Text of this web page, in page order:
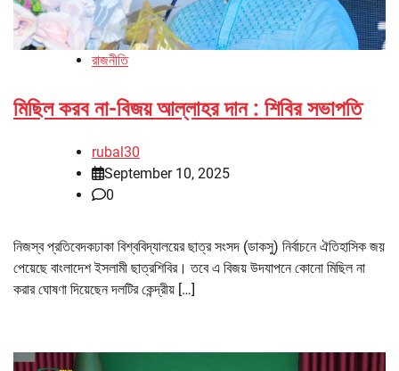
রাজনীতি
মিছিল করব না-বিজয় আল্লাহর দান : শিবির সভাপতি
rubal30
September 10, 2025
0
নিজস্ব প্রতিবেদকঢাকা বিশ্ববিদ্যালয়ের ছাত্র সংসদ (ডাকসু) নির্বাচনে ঐতিহাসিক জয়
পেয়েছে বাংলাদেশ ইসলামী ছাত্রশিবির। তবে এ বিজয় উদযাপনে কোনো মিছিল না
করার ঘোষণা দিয়েছেন দলটির কেন্দ্রীয় […]